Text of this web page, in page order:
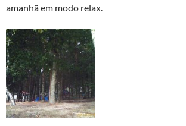
amanhã em modo relax.